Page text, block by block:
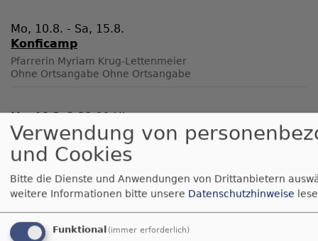
Mo, 10.8. - Sa, 15.8.
Konficamp
Pfarrerin Myriam Krug-Lettenmeier
Ohne Ortsangabe Ohne Ortsangabe
Mo, 10.8. 9:30-11 Uhr
Krabbelgruppe "Krabbelkäfer"
Julia Geier
Schwabach Jugendraum im Gemeindehaus am
Kindergarten
Mo, 10.8. 18-19:30 Uhr
Gymnastikgruppe
Verwendung von
und Cookies
Bitte die Dienste und Anwendungen von Drittanbietern
weitere Informationen bitte unsere Datenschutzhinweise
Funktional (immer erforderlich)